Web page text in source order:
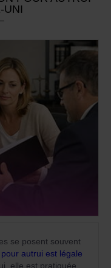
UNI
se posent souvent
autrui est légale
elle est pratiquée